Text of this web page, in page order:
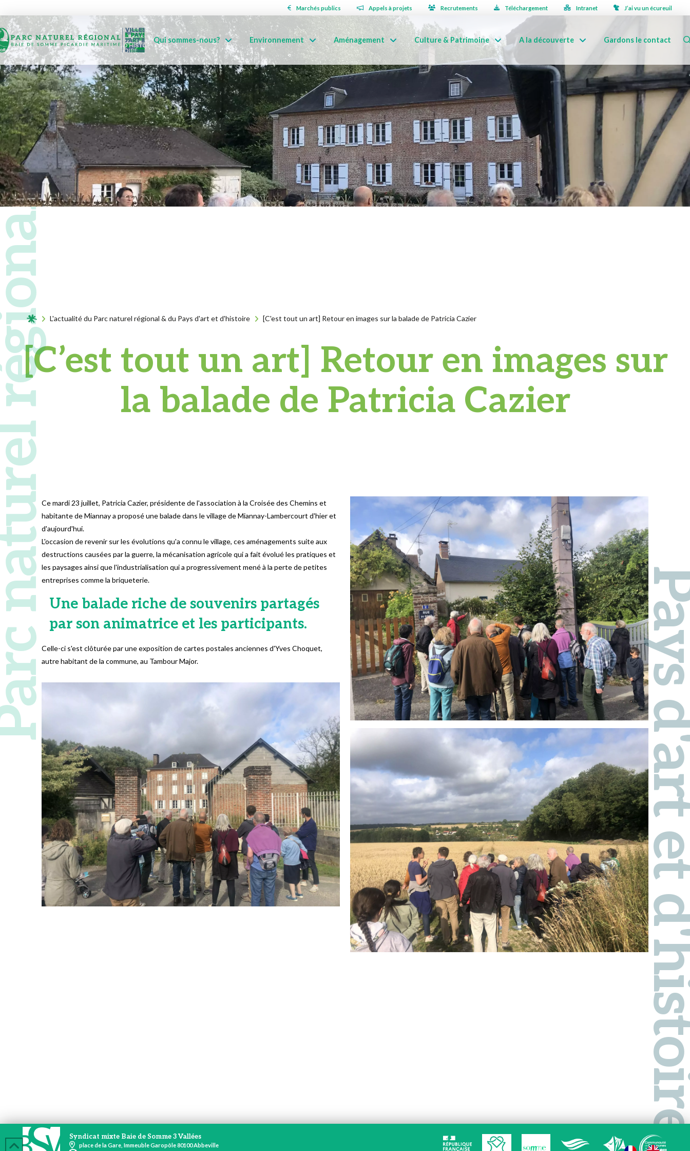
Marchés publics Appels à projets Recrutements Téléchargement Intranet J’ai vu un écureuil
Qui sommes-nous? Environnement Aménagement Culture & Patrimoine A la découverte Gardons le contact
Acceuil L'actualité du Parc naturel régional & du Pays d'art et d'histoire [C'est tout un art] Retour en images sur la balade de Patricia Cazier
[C’est tout un art] Retour en images sur
la balade de Patricia Cazier
Ce mardi 23 juillet, Patricia Cazier, présidente de l'association à la Croisée des Chemins et
habitante de Miannay a proposé une balade dans le village de Miannay-Lambercourt d'hier et
d'aujourd'hui.
L'occasion de revenir sur les évolutions qu'a connu le village, ces aménagements suite aux
destructions causées par la guerre, la mécanisation agricole qui a fait évolué les pratiques et
les paysages ainsi que l'industrialisation qui a progressivement mené à la perte de petites
entreprises comme la briqueterie.
Une balade riche de souvenirs partagés
par son animatrice et les participants.
Celle-ci s'est clôturée par une exposition de cartes postales anciennes d'Yves Choquet,
autre habitant de la commune, au Tambour Major.
Pays
Syndicat mixte Baie de Somme 3 Vallées
place de la Gare, Immeuble Garopôle 80100 Abbeville